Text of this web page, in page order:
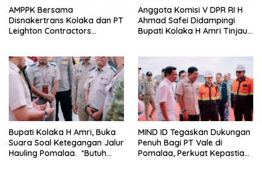
AMPPK Bersama
Disnakertrans Kolaka dan PT
Leighton Contractors
Anggota Komisi V DPR RI H
Ahmad Safei Didampingi
Bupati Kolaka H Amri Tinjau
Kelurahan 19 November
Wundulako
Bupati Kolaka H Amri, Buka
Suara Soal Ketegangan Jalur
Hauling Pomalaa. *Butuh
MIND ID Tegaskan Dukungan
Penuh Bagi PT Vale di
Pomalaa, Perkuat Kepastian